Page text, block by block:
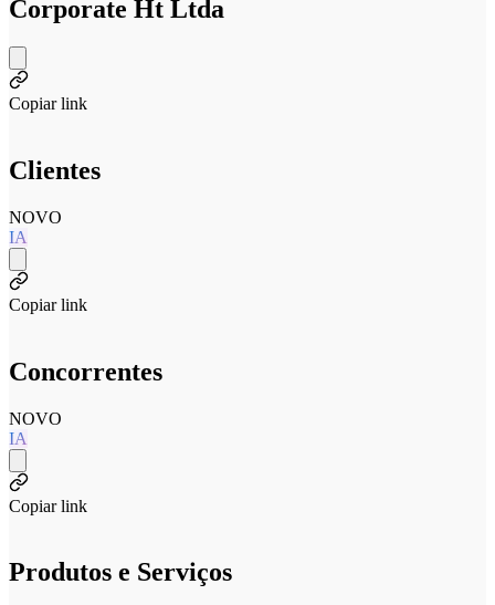
Corporate Ht Ltda
Copiar link
Clientes
NOVO
IA
Copiar link
Concorrentes
NOVO
IA
Copiar link
Produtos e Serviços